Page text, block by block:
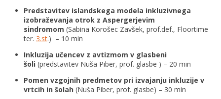
Predstavitev islandskega modela inkluzivnega
izobraževanja otrok z Aspergerjevim
sindromom (Sabina Korošec Zavšek, prof.def., Floortime
ter. 3.st.) – 10 min
Inkluzija učencev z avtizmom v glasbeni
šoli (predstavitev Nuša Piber, prof. glasbe ) – 20 min
Pomen vzgojnih predmetov pri izvajanju inkluzije v
vrtcih in šolah (Nuša Piber, prof. glasbe) – 30 min